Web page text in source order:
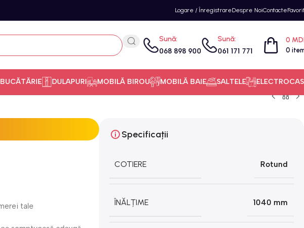
Logare / ÎnregistrareDespre NoiContacte
Sună:
068 898 900
Sună:
061 171 771 0
0
DULAPURI MOBILĂ BIROU MOBILĂ BAIE SALTELE
tale
Specificații
COTIERE Rotund
ÎNĂLȚIME 1040 mm